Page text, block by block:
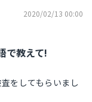
2020/02/13 00:00
で教えて!
をしてもらいまし